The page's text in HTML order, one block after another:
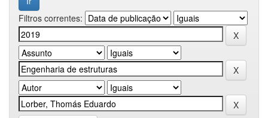
Filtros correntes: